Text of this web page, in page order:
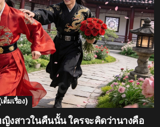
ต็มเรื่อง)
งสาวในคืนนั้น ใครจะคิดว่านางคือ